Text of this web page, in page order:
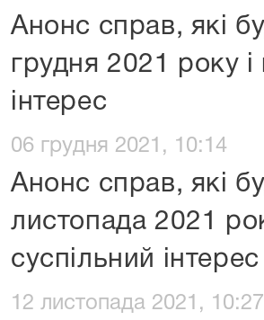
Анонс справ, які
грудня 2021 року
інтерес
06 грудня 2021, 10:14
Анонс справ, які
листопада 2021
суспільний інтерес
12 листопада 2021, 10:27